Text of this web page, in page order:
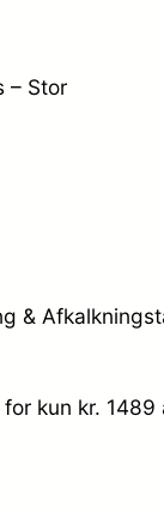
– Stor
&
for kun kr. 1489